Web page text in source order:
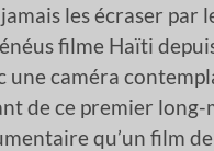
les écraser par
filme Haïti
une caméra
de ce premier
qu’un film